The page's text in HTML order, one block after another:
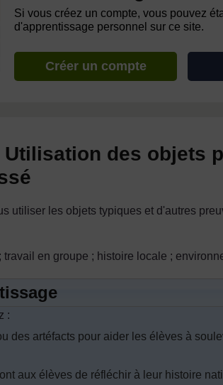
Si vous créez un compte, vous pouvez
d'apprentissage personnel sur ce site.
Créer un compte
des objets
utiliser les objets typiques et d'autres
travail en groupe ; histoire locale ;
:
des artéfacts pour aider les élèves à
aux élèves de réfléchir à leur histoire